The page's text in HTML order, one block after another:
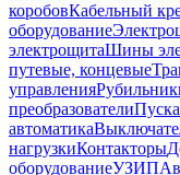
коробовКабельный
оборудование
электрощитаШины
путевые, концевые
управления
преобразователи
автоматика
нагрузкиКонтакторы
оборудованиеУЗИП